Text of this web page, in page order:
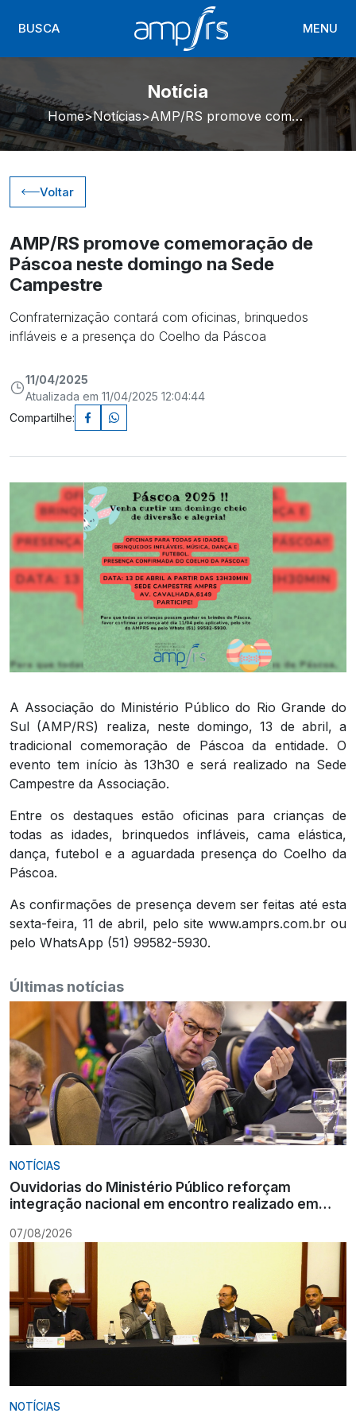
BUSCA MENU
Notícia
Home Notícias AMP/RS promove comemoração de Páscoa neste domingo na Sede Campestre
Voltar
AMP/RS promove comemoração de
Páscoa neste domingo na Sede
Campestre
Confraternização contará com oficinas, brinquedos
infláveis e a presença do Coelho da Páscoa
11/04/2025
Atualizada em 11/04/2025 12:04:44
Compartilhe:
A Associação do Ministério Público do Rio Grande do
Sul (AMP/RS) realiza, neste domingo, 13 de abril, a
tradicional comemoração de Páscoa da entidade. O
evento tem início às 13h30 e será realizado na Sede
Campestre da Associação.
Entre os destaques estão oficinas para crianças de
todas as idades, brinquedos infláveis, cama elástica,
dança, futebol e a aguardada presença do Coelho da
Páscoa.
As confirmações de presença devem ser feitas até esta
sexta-feira, 11 de abril, pelo site www.amprs.com.br ou
pelo WhatsApp (51) 99582-5930.
Últimas notícias
NOTÍCIAS
Ouvidorias do Ministério Público reforçam
integração nacional em encontro realizado em
07/08/2026
NOTÍCIAS